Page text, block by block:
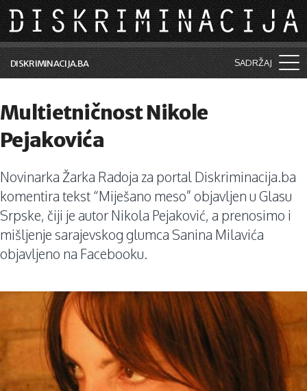
Skip to main content
DISKRIMINACIJA.BA SADRŽAJ
Vijesti i događaji
Aktuelne teme
Kolumne
Lične priče
Saradnja sa medijima
Pretraga
Multietničnost Nikole
Pejakovića
Novinarka Žarka Radoja za portal Diskriminacija.ba
komentira tekst “Miješano meso” objavljen u Glasu
Srpske, čiji je autor Nikola Pejaković, a prenosimo i
mišljenje sarajevskog glumca Sanina Milavića
objavljeno na Facebooku.